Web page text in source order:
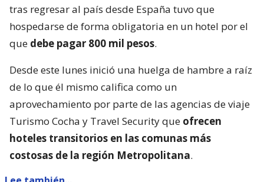
tras regresar al país desde España tuvo que
hospedarse de forma obligatoria en un hotel por el
que debe pagar 800 mil pesos.
Desde este lunes inició una huelga de hambre a raíz
de lo que él mismo califica como un
aprovechamiento por parte de las agencias de viaje
Turismo Cocha y Travel Security que ofrecen
hoteles transitorios en las comunas más
costosas de la región Metropolitana.